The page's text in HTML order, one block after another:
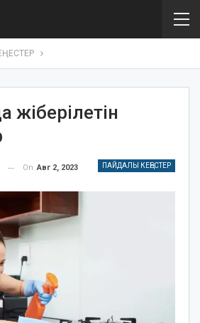
жіберілетін
ПАЙДАЛЫ КЕҢЕСТЕР
On Авг 2, 2023